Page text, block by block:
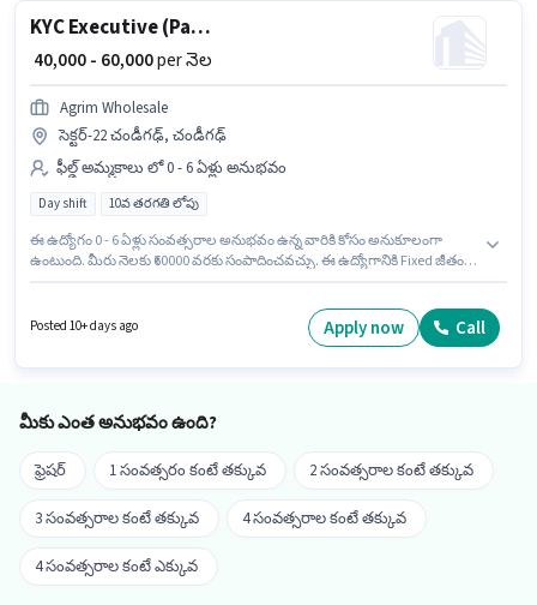
KYC Executive (Part-Time)
₹ 40,000 - 60,000per నెల
Agrim Wholesale
సెక్టర్-22 చండీగఢ్, చండీగఢ్
ఫీల్డ్ అమ్మకాలు లో 0 - 6 ఏళ్లు అనుభవం
Day shift 10వ తరగతి లోపు
ఈ ఉద్యోగం 0 - 6 ఏళ్లు సంవత్సరాల అనుభవం ఉన్న వారికి కోసం అనుకూలంగా
ఉంటుంది. మీరు నెలకు ₹60000 వరకు సంపాదించవచ్చు. ఈ ఉద్యోగానికి Fixed జీతం
ఫీల్డ్ అమ్మకాలు విభాగంలో KYC Executive (Part-Time) ఉద్యోగానికి క్రియాశీలకంగా
నియామకం జరుగుతోంది. ఇది Full Time ఉద్యోగం, ఇందులో DAY shift మరియు
Posted 10+ days ago Apply now Call
మీకు ఎంత అనుభవం ఉంది?
ఫ్రెషర్ 1 సంవత్సరం కంటే తక్కువ 2 సంవత్సరాల కంటే తక్కువ
3 సంవత్సరాల కంటే తక్కువ 4 సంవత్సరాల కంటే తక్కువ
4 సంవత్సరాల కంటే ఎక్కువ